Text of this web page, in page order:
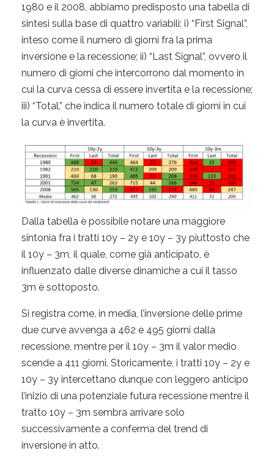
1980 e il 2008, abbiamo predisposto una tabella di
sintesi sulla base di quattro variabili: i) “First Signal”,
inteso come il numero di giorni fra la prima
inversione e la recessione; ii) “Last Signal”, ovvero il
numero di giorni che intercorrono dal momento in
cui la curva cessa di essere invertita e la recessione;
iii) “Total,” che indica il numero totale di giorni in cui
la curva è invertita.
Dalla tabella è possibile notare una maggiore
sintonia fra i tratti 10y – 2y e 10y – 3y piuttosto che
il 10y – 3m, il quale, come già anticipato, è
influenzato dalle diverse dinamiche a cui il tasso
3m è sottoposto.
Si registra come, in media, l’inversione delle prime
due curve avvenga a 462 e 495 giorni dalla
recessione, mentre per il 10y – 3m il valor medio
scende a 411 giorni. Storicamente, i tratti 10y – 2y e
10y – 3y intercettano dunque con leggero anticipo
l’inizio di una potenziale futura recessione mentre il
tratto 10y – 3m sembra arrivare solo
successivamente a conferma del trend di
inversione in atto.